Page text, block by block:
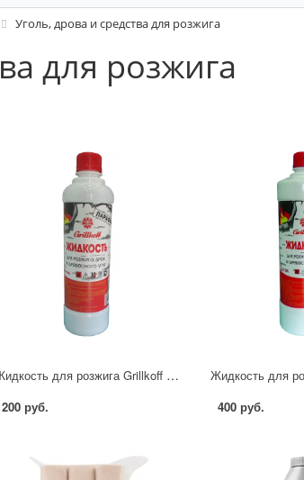
Уголь, дрова и средства для розжига
для розжига
Жидкость для розжига Grillkoff 0.5 л
200 руб. 400 руб.